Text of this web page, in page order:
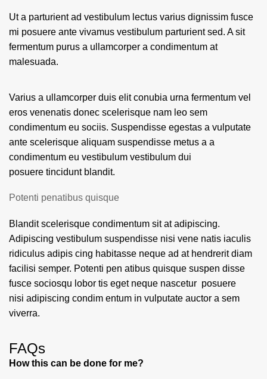
Ut a parturient ad vestibulum lectus varius dignissim fusce
mi posuere ante vivamus vestibulum parturient sed. A sit
fermentum purus a ullamcorper a condimentum at
malesuada.
Varius a ullamcorper duis elit conubia urna fermentum vel
eros venenatis donec scelerisque nam leo sem
condimentum eu sociis. Suspendisse egestas a vulputate
ante scelerisque aliquam suspendisse metus a a
condimentum eu vestibulum vestibulum dui
posuere tincidunt blandit.
Potenti penatibus quisque
Blandit scelerisque condimentum sit at adipiscing.
Adipiscing vestibulum suspendisse nisi vene natis iaculis
ridiculus adipis cing habitasse neque ad at hendrerit diam
facilisi semper. Potenti pen atibus quisque suspen disse
fusce sociosqu lobor tis eget neque nascetur posuere
nisi adipiscing condim entum in vulputate auctor a sem
viverra.
FAQs
How this can be done for me?